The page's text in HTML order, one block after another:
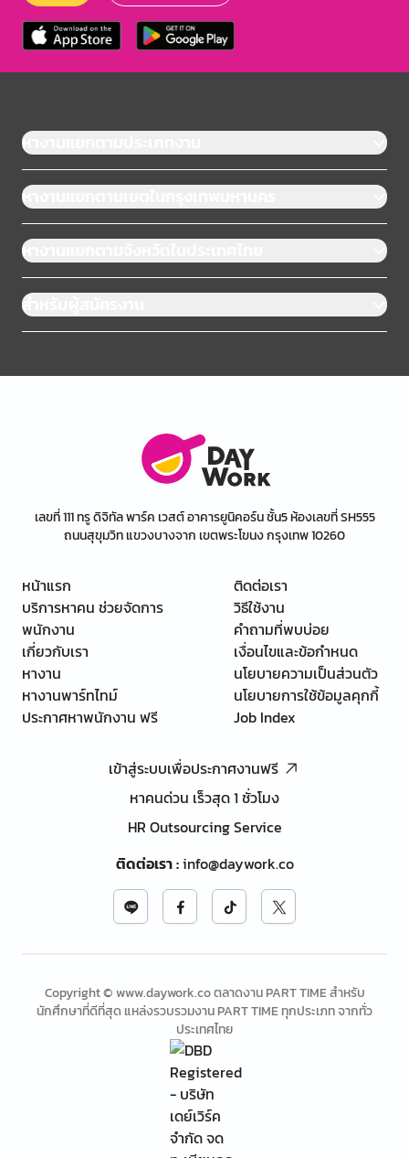
หางานแยกตามประเภทงาน
หางานแยกตามเขตในกรุงเทพมหานคร
หางานแยกตามจังหวัดในประเทศไทย
สำหรับผู้สมัครงาน
เลขที่ 111 ทรู ดิจิทัล พาร์ค เวสต์ อาคารยูนิคอร์น ชั้น5 ห้องเลขที่ SH555
ถนนสุขุมวิท แขวงบางจาก เขตพระโขนง กรุงเทพ 10260
หน้าแรก
บริการหาคน ช่วยจัดการ
พนักงาน
เกี่ยวกับเรา
หางาน
หางานพาร์ทไทม์
ประกาศหาพนักงาน ฟรี
ติดต่อเรา
วิธีใช้งาน
คำถามที่พบบ่อย
เงื่อนไขและข้อกำหนด
นโยบายความเป็นส่วนตัว
นโยบายการใช้ข้อมูลคุกกี้
Job Index
เข้าสู่ระบบเพื่อประกาศงานฟรี
หาคนด่วน เร็วสุด 1 ชั่วโมง
HR Outsourcing Service
ติดต่อเรา:info@daywork.co
Copyright © www.daywork.co ตลาดงาน PART TIME สำหรับ
นักศึกษาที่ดีที่สุด แหล่งรวบรวมงาน PART TIME ทุกประเภท จากทั่ว
ประเทศไทย